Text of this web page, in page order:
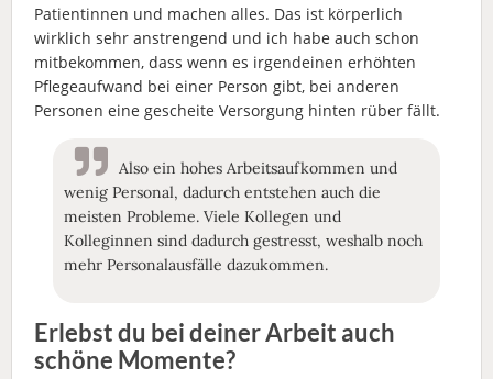
Patientinnen und machen alles. Das ist körperlich
wirklich sehr anstrengend und ich habe auch schon
mitbekommen, dass wenn es irgendeinen erhöhten
Pflegeaufwand bei einer Person gibt, bei anderen
Personen eine gescheite Versorgung hinten rüber fällt.
Also ein hohes Arbeitsaufkommen und
wenig Personal, dadurch entstehen auch die
meisten Probleme. Viele Kollegen und
Kolleginnen sind dadurch gestresst, weshalb noch
mehr Personalausfälle dazukommen.
Erlebst du bei deiner Arbeit auch
schöne Momente?